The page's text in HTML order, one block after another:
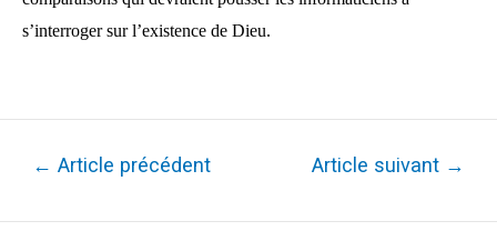
s’interroger sur l’existence de Dieu.
Navigation
← Article précédent Article suivant →